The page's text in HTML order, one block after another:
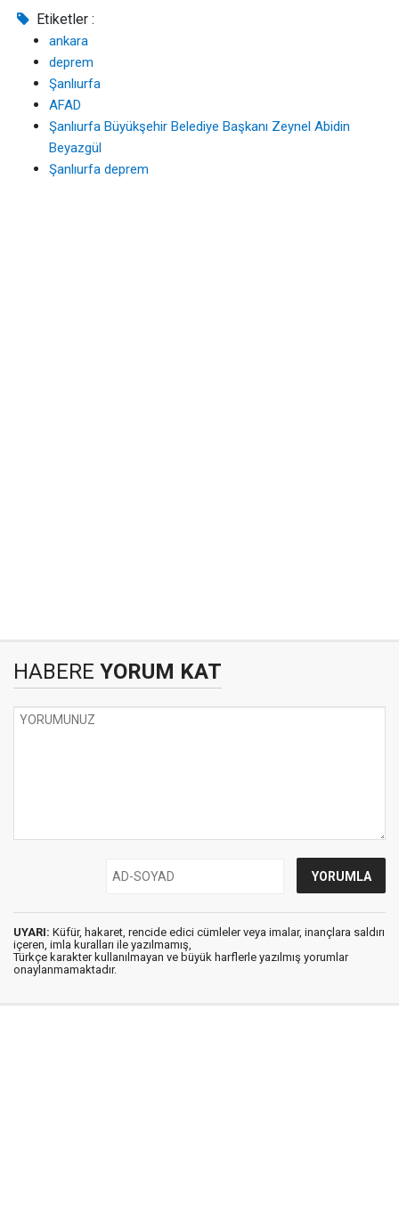
Etiketler :
ankara
deprem
Şanlıurfa
AFAD
Şanlıurfa Büyükşehir Belediye Başkanı Zeynel Abidin
Beyazgül
Şanlıurfa deprem
HABERE YORUM KAT
UYARI: Küfür, hakaret, rencide edici cümleler veya imalar, inançlara saldırı
içeren, imla kuralları ile yazılmamış,
Türkçe karakter kullanılmayan ve büyük harflerle yazılmış yorumlar
onaylanmamaktadır.